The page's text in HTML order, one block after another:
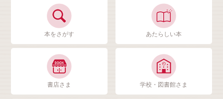
本をさがす あたらしい本
書店さま 学校・図書館さま